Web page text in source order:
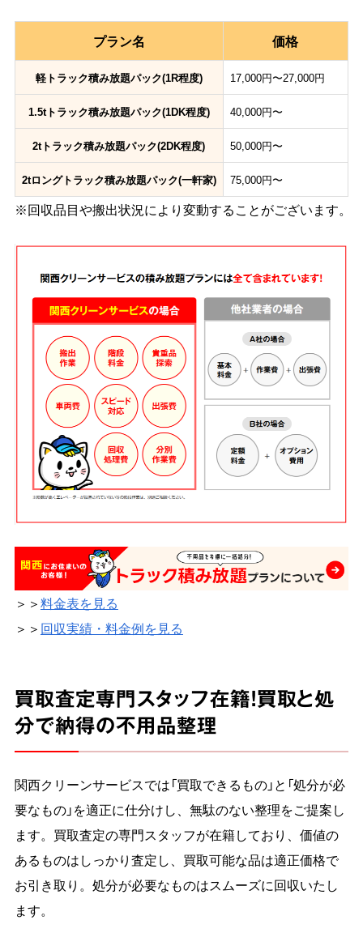
プラン名 価格
軽トラック積み放題パック(1R程度) 17,000円〜27,000円
1.5tトラック積み放題パック(1DK程度) 40,000円〜
2tトラック積み放題パック(2DK程度) 50,000円〜
2tロングトラック積み放題パック(一軒家) 75,000円〜
※回収品目や搬出状況により変動することがございます。
＞＞料金表を見る
＞＞ 回収実績・料金例を見る
買取査定専門スタッフ在籍！買取と処
分で納得の不用品整理
関西クリーンサービスでは「買取できるもの」と「処分が必
要なもの」を適正に仕分けし、無駄のない整理をご提案し
ます。買取査定の専門スタッフが在籍しており、価値の
あるものはしっかり査定し、買取可能な品は適正価格で
お引き取り。処分が必要なものはスムーズに回収いたし
ます。